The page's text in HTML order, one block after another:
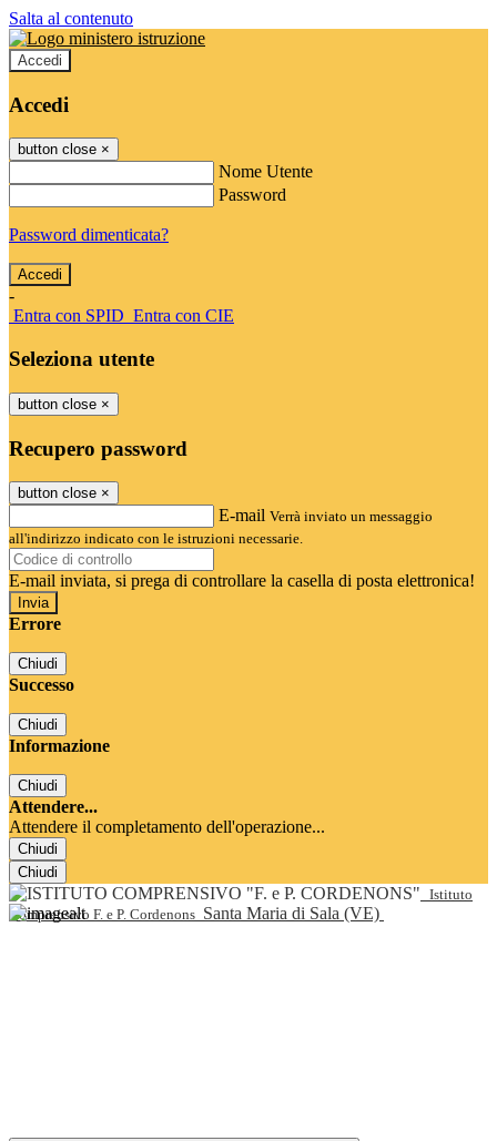
Salta al contenuto
Accedi
Accedi
button close ×
Nome Utente
Password
Password dimenticata?
-
Entra con SPID Entra con CIE
Seleziona utente
button close ×
Recupero password
button close ×
E-mail Verrà inviato un messaggio
all'indirizzo indicato con le istruzioni necessarie.
E-mail inviata, si prega di controllare la casella di posta elettronica!
Errore
Chiudi
Successo
Chiudi
Informazione
Chiudi
Attendere...
Attendere il completamento dell'operazione...
Chiudi
Chiudi
Istituto
Comprensivo F. e P. Cordenons Santa Maria di Sala (VE)